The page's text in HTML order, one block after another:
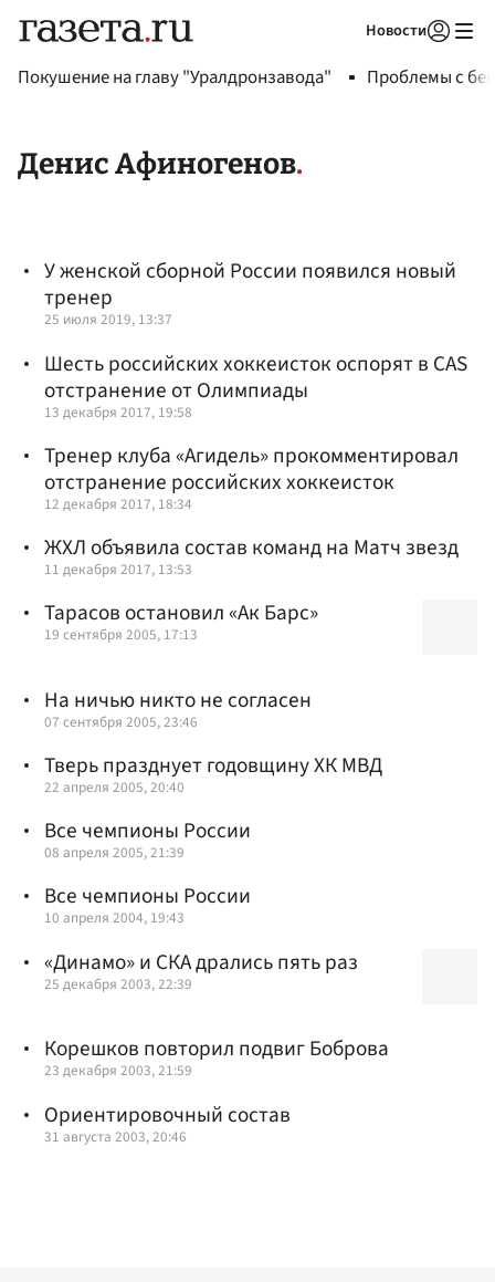
Новости
Покушение на главу "Уралдронзавода" Проблемы с
Денис Афиногенов
У женской сборной России появился новый
тренер
25 июля 2019, 13:37
Шесть российских хоккеисток оспорят в CAS
отстранение от Олимпиады
13 декабря 2017, 19:58
Тренер клуба «Агидель» прокомментировал
отстранение российских хоккеисток
12 декабря 2017, 18:34
ЖХЛ объявила состав команд на Матч звезд
11 декабря 2017, 13:53
Тарасов остановил «Ак Барс»
19 сентября 2005, 17:13
На ничью никто не согласен
07 сентября 2005, 23:46
Тверь празднует годовщину ХК МВД
22 апреля 2005, 20:40
Все чемпионы России
08 апреля 2005, 21:39
Все чемпионы России
10 апреля 2004, 19:43
«Динамо» и СКА дрались пять раз
25 декабря 2003, 22:39
Корешков повторил подвиг Боброва
23 декабря 2003, 21:59
Ориентировочный состав
31 августа 2003, 20:46